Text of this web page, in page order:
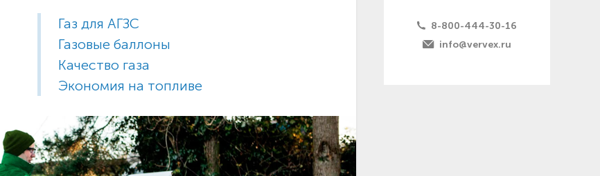
Газ для АГЗС
Газовые баллоны
Качество газа
Экономия на топливе
8-800-444-30-16
info@vervex.ru